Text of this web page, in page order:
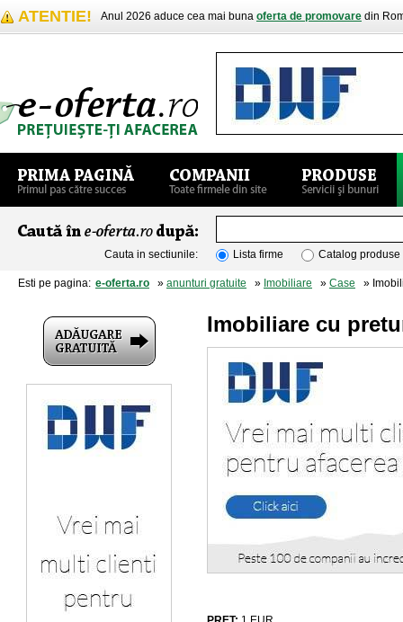
ATENTIE! Anul 2026 aduce cea mai buna oferta de promovare din
Cauta in sectiunile: Lista firme Catalog produse
Esti pe pagina: e-oferta.ro » anunturi gratuite » Imobiliare » Case »
Imobiliare cu